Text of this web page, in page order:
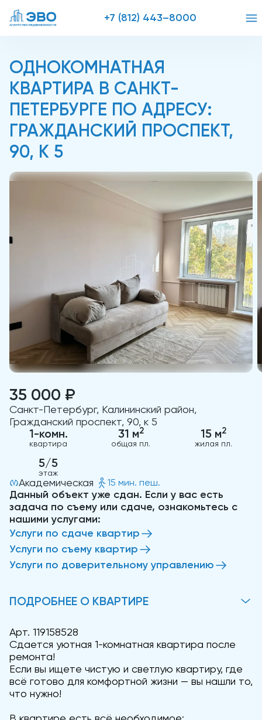
+7 (812) 443–8000
ОДНОКОМНАТНАЯ
КВАРТИРА В САНКТ-
ПЕТЕРБУРГЕ ПО АДРЕСУ:
ГРАЖДАНСКИЙ ПРОСПЕКТ,
90, К 5
35 000 ₽
Санкт-Петербург, Калининский район,
Гражданский проспект, 90, к 5
1-комн.
квартира
31 м2
общая пл.
15 м2
жилая пл.
5/5
этаж
Академическая 15 мин. пеш.
Данный объект уже сдан. Если у вас есть
задача по съему или сдаче, ознакомьтесь с
нашими услугами:
Услуги по сдаче квартир
Услуги по съему квартир
Услуги по доверительному управлению
ПОДРОБНЕЕ О КВАРТИРЕ
Арт. 119158528
Сдается уютная 1-комнатная квартира после
ремонта!
Если вы ищете чистую и светлую квартиру, где
всё готово для комфортной жизни — вы нашли то,
что нужно!